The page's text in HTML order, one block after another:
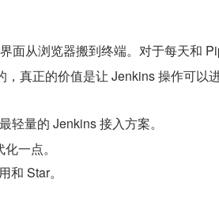
面从浏览器搬到终端。对于每天和
真正的价值是让 Jenkins 操作可以
轻量的 Jenkins 接入方案。
一点。
和 Star。